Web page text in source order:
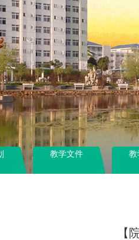
教学文件 教
【